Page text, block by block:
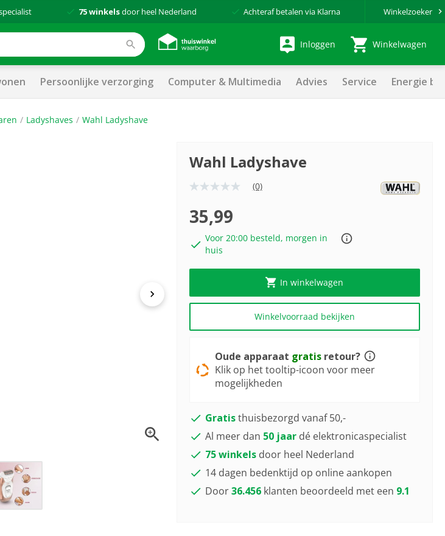
75 winkelsdoor heel Nederland Achteraf betalen via Klarna Winkelzoeker
Inloggen Winkelwagen
Persoonlijke verzorging Computer & Multimedia Advies Service Energie
Ladyshaves Wahl Ladyshave
Wahl Ladyshave
Geen
Dezelfde
paginalink.
(0)
35,99
Voor 20:00 besteld, morgen in
huis
In winkelwagen
Winkelvoorraad bekijken
Oude apparaat gratisretour?
Klik op het tooltip-icoon voor meer
mogelijkheden
Gratisthuisbezorgd vanaf 50,-
Al meer dan 50 jaardé elektronicaspecialist
75 winkelsdoor heel Nederland
14 dagen bedenktijd op online aankopen
Door36.456 klanten beoordeeld met een 9.1